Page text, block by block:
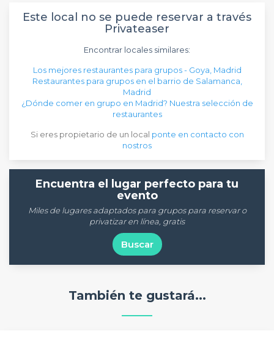
Este local no se puede reservar a través
Privateaser
Encontrar locales similares:
Los mejores restaurantes para grupos - Goya, Madrid
Restaurantes para grupos en el barrio de Salamanca,
Madrid
¿Dónde comer en grupo en Madrid? Nuestra selección de
restaurantes
Si eres propietario de un local ponte en contacto con
nostros
Encuentra el lugar perfecto para tu
evento
Miles de lugares adaptados para grupos para reservar o
privatizar en línea, gratis
Buscar
También te gustará...